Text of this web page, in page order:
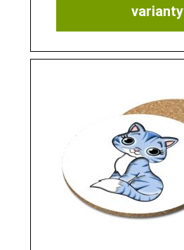
varianty